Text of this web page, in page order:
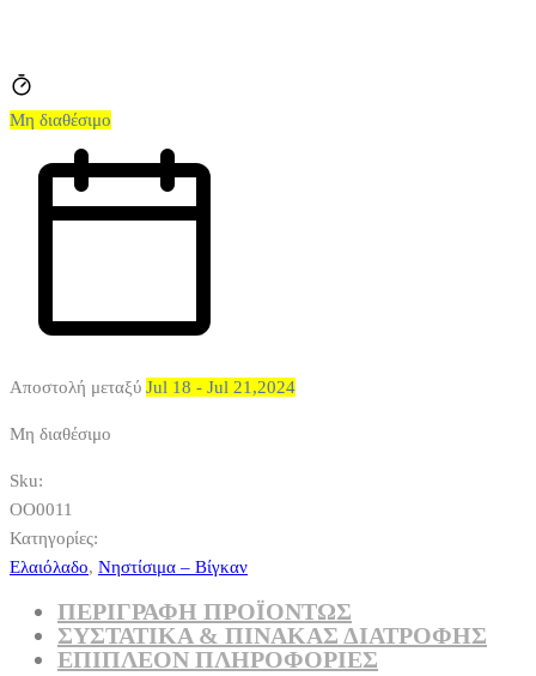
Μη διαθέσιμο
Αποστολή μεταξύ Jul 18 - Jul 21,2024
Μη διαθέσιμο
Sku:
OO0011
Κατηγορίες:
Ελαιόλαδο, Νηστίσιμα – Βίγκαν
ΠΕΡΙΓΡΑΦΗ ΠΡΟΪΟΝΤΩΣ
ΣΥΣΤΑΤΙΚΆ & ΠΊΝΑΚΑΣ ΔΙΑΤΡΟΦΉΣ
ΕΠΙΠΛΈΟΝ ΠΛΗΡΟΦΟΡΊΕΣ